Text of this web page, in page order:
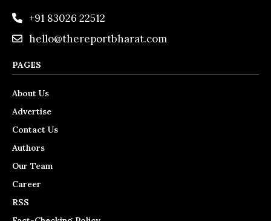
+91 83026 22512
hello@thereportbharat.com
PAGES
About Us
Advertise
Contact Us
Authors
Our Team
Career
RSS